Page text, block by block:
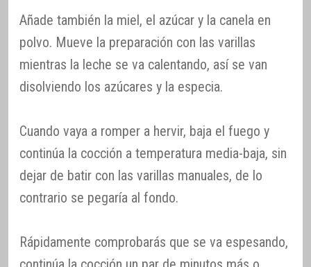
Añade también la miel, el azúcar y la canela en
polvo. Mueve la preparación con las varillas
mientras la leche se va calentando, así se van
disolviendo los azúcares y la especia.
Cuando vaya a romper a hervir, baja el fuego y
continúa la cocción a temperatura media-baja, sin
dejar de batir con las varillas manuales, de lo
contrario se pegaría al fondo.
Rápidamente comprobarás que se va espesando,